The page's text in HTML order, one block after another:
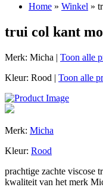
Home » Winkel »
trui col kant
Merk: Micha | Toon alle
Kleur: Rood | Toon alle
Merk: Micha
Kleur: Rood
prachtige zachte viscose
kwaliteit van het merk